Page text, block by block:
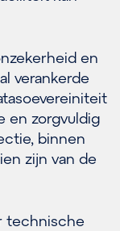
en
verankerde
en zorgvuldig
binnen
zijn van de
technische